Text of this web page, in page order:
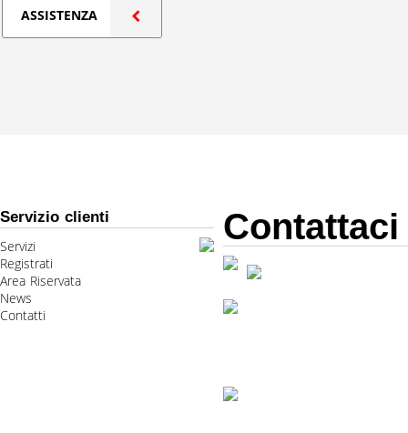
ASSISTENZA
Servizio clienti
Servizi
Registrati
Area Riservata
News
Contatti
Contattaci